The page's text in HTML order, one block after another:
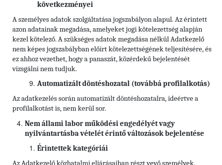
következményei
A személyes adatok szolgáltatása jogszabályon alapul. Az érintett
azon adatainak megadása, amelyeket jogi kötelezettség alapján
kezel kötelező. A szükséges adatok megadása nélkül Adatkezelő
nem képes jogszabályban előírt kötelezettségének teljesítésére, és
ez ahhoz vezethet, hogy a panaszát, közérdekű bejelentését
vizsgálni nem tudjuk.
Automatizált döntéshozatal (továbbá profilalkotás)
Az adatkezelés során automatizált döntéshozatalra, ideértve a
profilalkotást is, nem kerül sor.
Nem állami labor működési engedélyét vagy
nyilvántartásba vételét érintő változások bejelentése
Érintettek kategóriái
Az Adatkezelő közhatalmi eljárásaiban részt vevő személyek.